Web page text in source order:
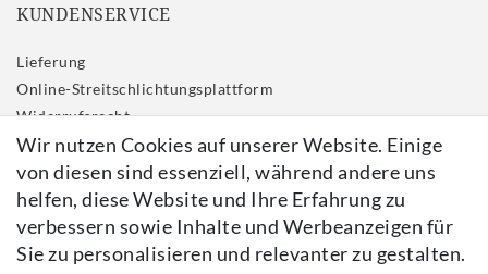
KUNDENSERVICE
Lieferung
Online-Streitschlichtungsplattform
Widerrufs­recht
Impressum
Daten­schutz­erklärung
AGB
Kontakt
Vertrag widerrufen
Wir nutzen Cookies auf unserer Website. Einige
von diesen sind essenziell, während andere uns
helfen, diese Website und Ihre Erfahrung zu
verbessern sowie Inhalte und Werbeanzeigen für
Sie zu personalisieren und relevanter zu gestalten.